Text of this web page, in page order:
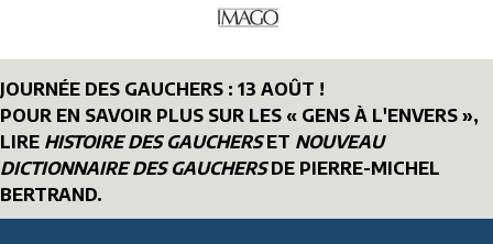
JOURNÉE DES GAUCHERS : 13 AOÛT !
POUR EN SAVOIR PLUS SUR LES « GENS À L'ENVERS »,
LIRE HISTOIRE DES GAUCHERSET NOUVEAU
DICTIONNAIRE DES GAUCHERSDE PIERRE-MICHEL
BERTRAND.